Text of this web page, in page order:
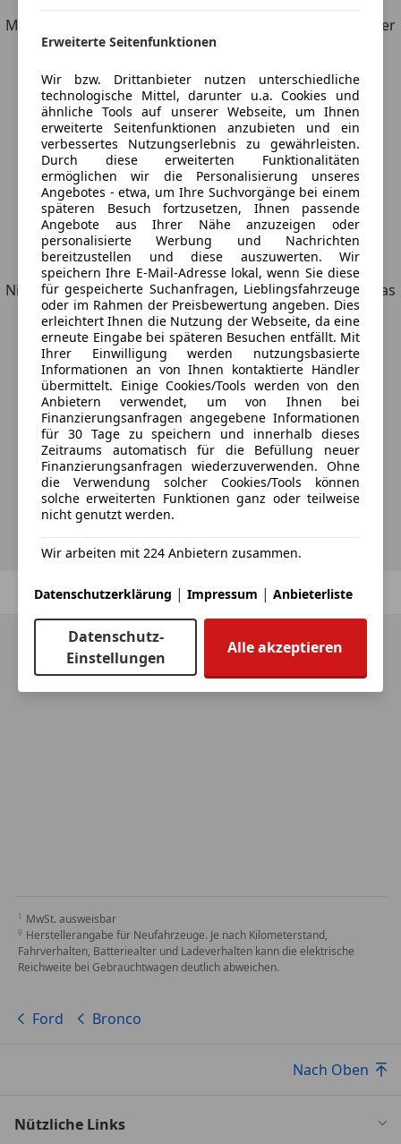
Möchtest du automatisch über neue Fahrzeuge zu deiner
Suche informiert werden?
Suche speichern
Entdecke ähnliche Fahrzeuge
Nicht ganz deine Suchkriterien, aber vielleicht genau, was
du suchst.
Möchtest du automatisch über neue
Fahrzeuge zu deiner Suche informiert
werden?
Suche speichern
Zurück 1/1 Weiter
MwSt. ausweisbar
Herstellerangabe für Neufahrzeuge. Je nach Kilometerstand,
Fahrverhalten, Batteriealter und Ladeverhalten kann die elektrische
Reichweite bei Gebrauchtwagen deutlich abweichen.
Ford Bronco
Nach Oben
Nützliche Links
Erweiterte Seitenfunktionen
Wir bzw. Drittanbieter nutzen unterschiedliche
technologische Mittel, darunter u.a. Cookies und
ähnliche Tools auf unserer Webseite, um Ihnen
erweiterte Seitenfunktionen anzubieten und ein
verbessertes Nutzungserlebnis zu gewährleisten.
Durch diese erweiterten Funktionalitäten
ermöglichen wir die Personalisierung unseres
Angebotes - etwa, um Ihre Suchvorgänge bei einem
späteren Besuch fortzusetzen, Ihnen passende
Angebote aus Ihrer Nähe anzuzeigen oder
personalisierte Werbung und Nachrichten
bereitzustellen und diese auszuwerten. Wir
speichern Ihre E-Mail-Adresse lokal, wenn Sie diese
für gespeicherte Suchanfragen, Lieblingsfahrzeuge
oder im Rahmen der Preisbewertung angeben. Dies
erleichtert Ihnen die Nutzung der Webseite, da eine
erneute Eingabe bei späteren Besuchen entfällt. Mit
Ihrer Einwilligung werden nutzungsbasierte
Informationen an von Ihnen kontaktierte Händler
übermittelt. Einige Cookies/Tools werden von den
Anbietern verwendet, um von Ihnen bei
Finanzierungsanfragen angegebene Informationen
für 30 Tage zu speichern und innerhalb dieses
Zeitraums automatisch für die Befüllung neuer
Finanzierungsanfragen wiederzuverwenden. Ohne
die Verwendung solcher Cookies/Tools können
solche erweiterten Funktionen ganz oder teilweise
nicht genutzt werden.
Wir arbeiten mit 224 Anbietern zusammen.
Datenschutzerklärung | Impressum | Anbieterliste
Datenschutz-
Einstellungen
Alle akzeptieren